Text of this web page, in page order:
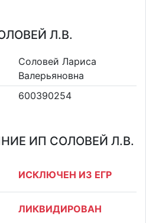
Л.В.
Соловей Лариса
Валерьяновна
600390254
ИП СОЛОВЕЙ Л.В.
ИСКЛЮЧЕН ИЗ ЕГР
ЛИКВИДИРОВАН